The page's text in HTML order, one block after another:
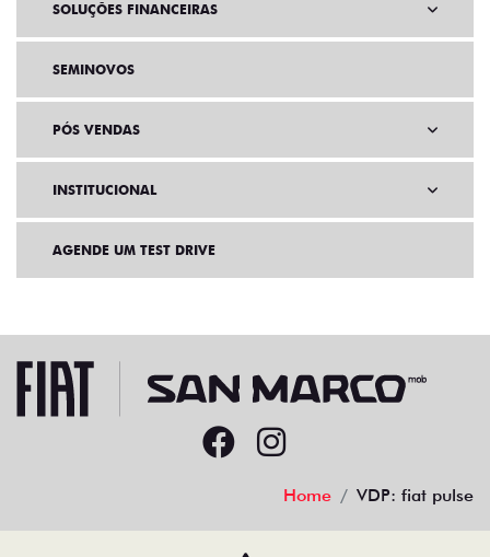
VENDAS PARA PCD
SOLUÇÕES FINANCEIRAS
SEMINOVOS
PÓS VENDAS
INSTITUCIONAL